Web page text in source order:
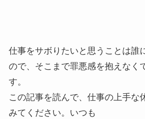
仕事をサボりたいと思うことは誰
ので、そこまで罪悪感を抱えなく
す。
この記事を読んで、仕事の上手な
みてください。いつも